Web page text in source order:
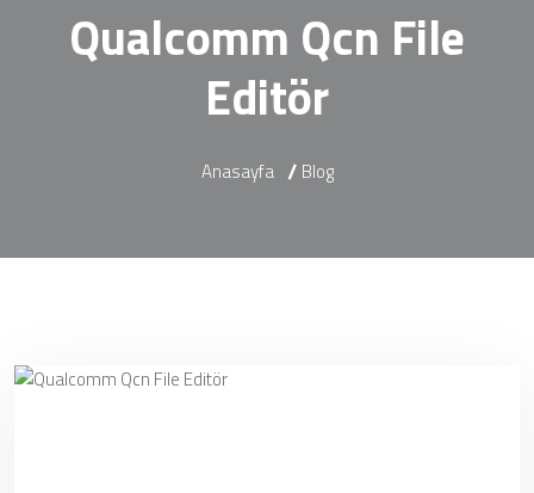
Qualcomm Qcn File
Editör
Anasayfa Blog